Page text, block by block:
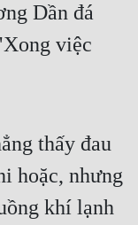
Dần đá
việc
thấy đau
hoặc, nhưng
khí lạnh